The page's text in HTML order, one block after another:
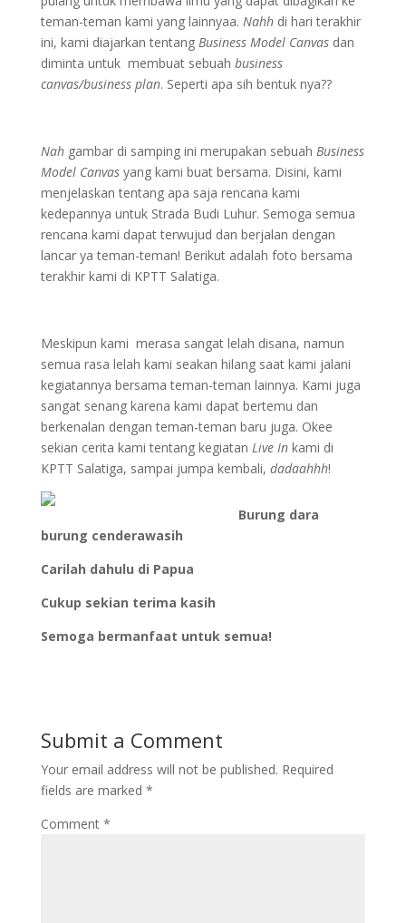
teman-teman kami yang lainnyaa. Nahh di hari terakhir
ini, kami diajarkan tentangBusiness Model Canvasdan
diminta untuk membuat sebuah business
canvas/business plan. Seperti apa sih bentuk nya??
Nah gambar di samping ini merupakan sebuah Business
Model Canvasyang kami buat bersama. Disini, kami
menjelaskan tentang apa saja rencana kami
kedepannya untuk Strada Budi Luhur. Semoga semua
rencana kami dapat terwujud dan berjalan dengan
lancar ya teman-teman! Berikut adalah foto bersama
terakhir kami di KPTT Salatiga.
Meskipun kami merasa sangat lelah disana, namun
semua rasa lelah kami seakan hilang saat kami jalani
kegiatannya bersama teman-teman lainnya. Kami juga
sangat senang karena kami dapat bertemu dan
berkenalan dengan teman-teman baru juga. Okee
sekian cerita kami tentang kegiatan Live In kami di
KPTT Salatiga, sampai jumpa kembali, dadaahhh!
Burung dara
burung cenderawasih
Carilah dahulu di Papua
Cukup sekian terima kasih
Semoga bermanfaat untuk semua!
Submit a Comment
Your email address will not be published. Required
fields are marked *
Comment *